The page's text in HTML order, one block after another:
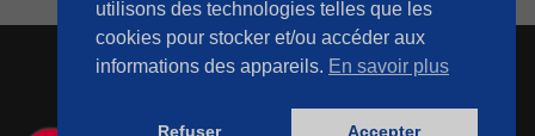
utilisons des technologies telles que les
cookies pour stocker et/ou accéder aux
informations des appareils. En savoir plus
Refuser Accepter